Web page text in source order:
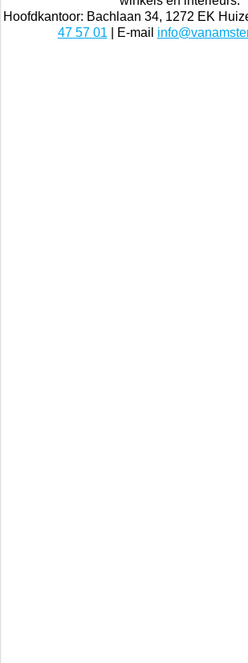
Hoofdkantoor: Bachlaan 34, 1272 EK
47 57 01 | E-mail